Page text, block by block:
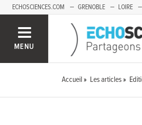
ECHOSCIENCES.COM GRENOBLE LOIRE
MENU
Accueil Les articles